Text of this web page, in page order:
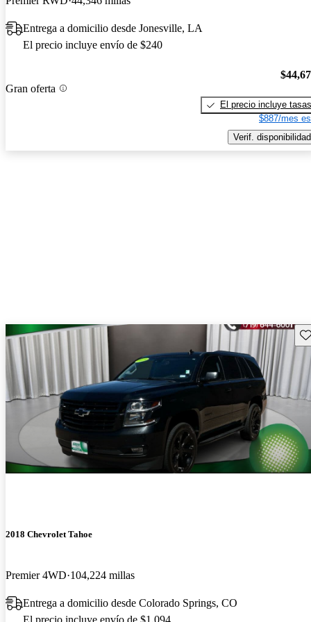
Entrega a domicilio desde Jonesville, LA
El precio incluye envío de $240
Gran oferta
El precio incluye tasas
$887/mes
Verif. disponibilidad
2018 Chevrolet Tahoe
Premier 4WD 104,224 millas
Entrega a domicilio desde Colorado Springs, CO